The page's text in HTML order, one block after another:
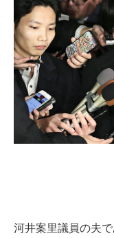
河井案里議員の夫